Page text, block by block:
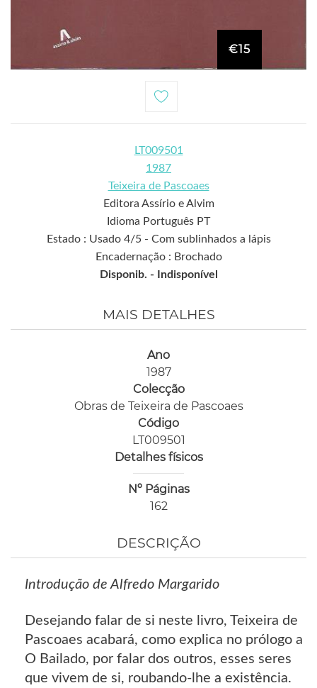
€15
LT009501
1987
Teixeira de Pascoaes
Editora Assírio e Alvim
Idioma Português PT
Estado : Usado 4/5 - Com sublinhados a lápis
Encadernação : Brochado
Disponib. -
Indisponível
MAIS DETALHES
Ano
1987
Colecção
Obras de Teixeira de Pascoaes
Código
LT009501
Detalhes físicos
Nº Páginas
162
DESCRIÇÃO
Introdução de Alfredo Margarido
Desejando falar de si neste livro, Teixeira de
Pascoaes acabará, como explica no prólogo a
O Bailado, por falar dos outros, esses seres
que vivem de si, roubando-lhe a existência.